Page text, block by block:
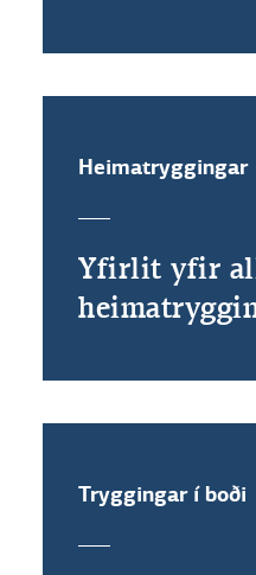
Heimatryggingar
Yfirlit yfir
Tryggingar í boði